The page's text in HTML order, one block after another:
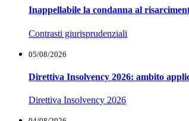
Inappellabile la condanna al
Contrasti giurisprudenziali
05/08/2026
Direttiva Insolvency 2026: ambito
Direttiva Insolvency 2026